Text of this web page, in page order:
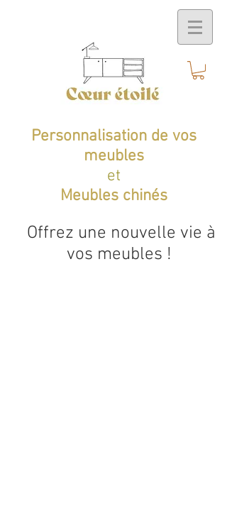
Personnalisation de vos
meubles
et
Meubles chinés
Offrez une nouvelle vie à
vos meubles !